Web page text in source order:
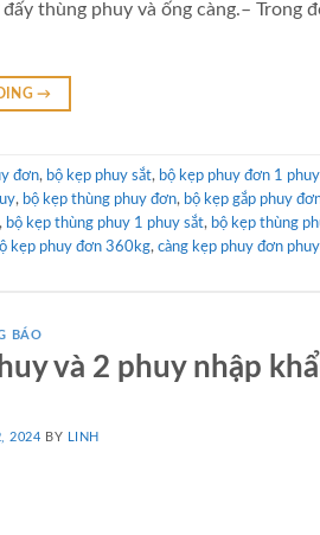
thùng phuy và ống càng.– Trong
→
đơn, bộ kẹp phuy sắt, bộ kẹp phuy đơn 1
, bộ kẹp thùng phuy đơn, bộ kẹp gắp phuy
, bộ kẹp thùng phuy 1 phuy sắt, bộ kẹp thùng
kẹp phuy đơn 360kg, càng kẹp phuy đơn
BÁO
và 2 phuy nhập
2024 BY LINH